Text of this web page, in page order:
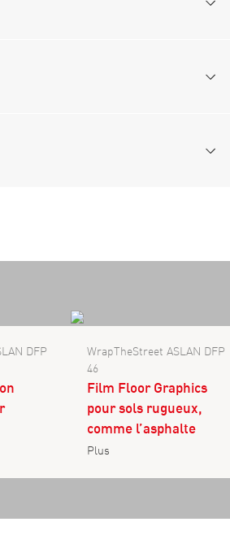
DFP
WrapTheStreet ASLAN DFP
46
Film Floor Graphics
pour sols rugueux,
comme l’asphalte
Plus